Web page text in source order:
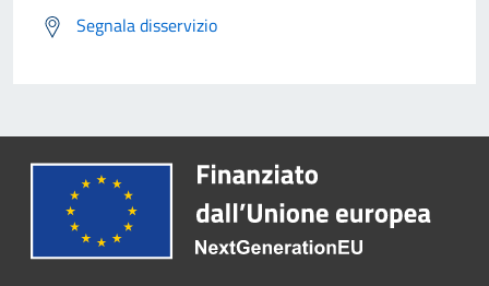
Segnala disservizio